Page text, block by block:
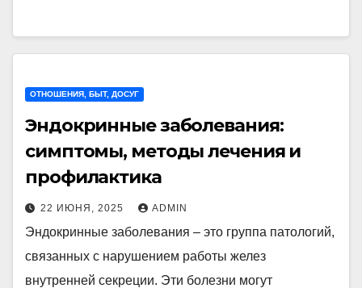
ОТНОШЕНИЯ, БЫТ, ДОСУГ
Эндокринные заболевания:
симптомы, методы лечения и
профилактика
22 ИЮНЯ, 2025 ADMIN
Эндокринные заболевания – это группа патологий,
связанных с нарушением работы желез
внутренней секреции. Эти болезни могут